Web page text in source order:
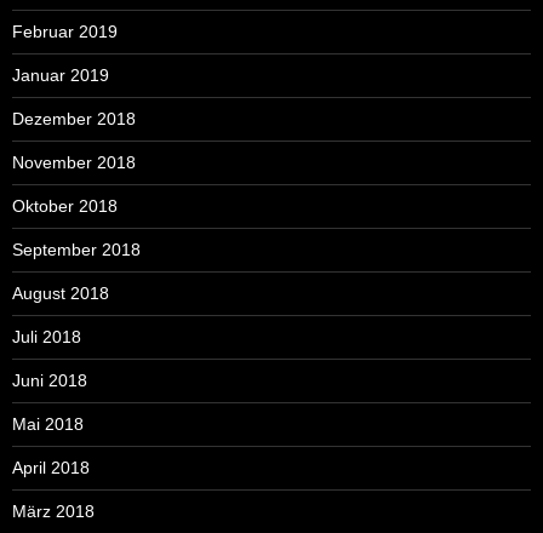
Februar 2019
Januar 2019
Dezember 2018
November 2018
Oktober 2018
September 2018
August 2018
Juli 2018
Juni 2018
Mai 2018
April 2018
März 2018